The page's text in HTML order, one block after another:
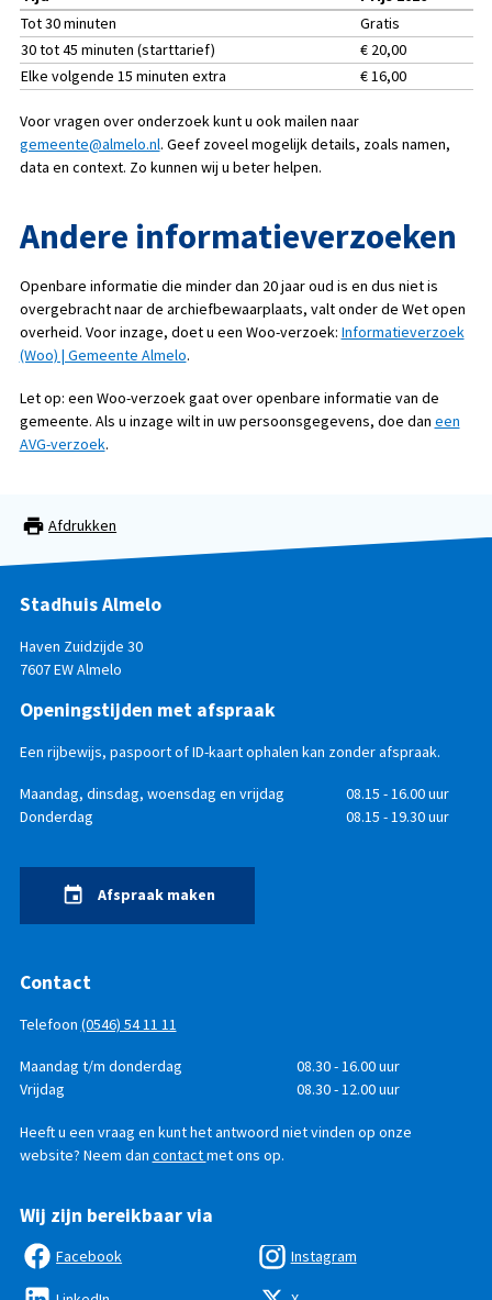
Tot 30 minuten
Gratis
30 tot 45 minuten (starttarief)
€ 20,00
Elke volgende 15 minuten extra
€ 16,00
Voor vragen over onderzoek kunt u ook mailen naar
gemeente@almelo.nl. Geef zoveel mogelijk details, zoals namen,
data en context. Zo kunnen wij u beter helpen.
Andere informatieverzoeken
Openbare informatie die minder dan 20 jaar oud is en dus niet is
overgebracht naar de archiefbewaarplaats, valt onder de Wet open
overheid. Voor inzage, doet u een Woo-verzoek: Informatieverzoek
(Woo) | Gemeente Almelo.
Let op: een Woo-verzoek gaat over openbare informatie van de
gemeente. Als u inzage wilt in uw persoonsgegevens, doe dan een
AVG-verzoek.
Afdrukken
Stadhuis Almelo
Haven Zuidzijde 30
7607 EW Almelo
Openingstijden met afspraak
Een rijbewijs, paspoort of ID-kaart ophalen kan zonder afspraak.
Openingstijden
DagTijd
Maandag, dinsdag, woensdag en vrijdag
08.15 - 16.00 uur
Donderdag
08.15 - 19.30 uur
Afspraak maken
Contact
Telefoon (0546) 54 11 11
Telefonisch
bereikbaar
DagTijd
Maandag t/m donderdag
08.30 - 16.00 uur
Vrijdag
08.30 - 12.00 uur
Heeft u een vraag en kunt het antwoord niet vinden op onze
website? Neem dan contactmet ons op.
Wij zijn bereikbaar via
Facebook Instagram